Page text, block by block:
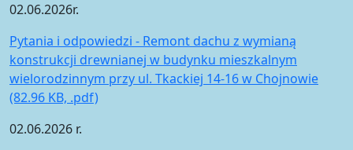
02.06.2026r.
Pytania i odpowiedzi - Remont dachu z wymianą
konstrukcji drewnianej w budynku mieszkalnym
wielorodzinnym przy ul. Tkackiej 14-16 w Chojnowie
(82.96 KB, .pdf)
02.06.2026 r.